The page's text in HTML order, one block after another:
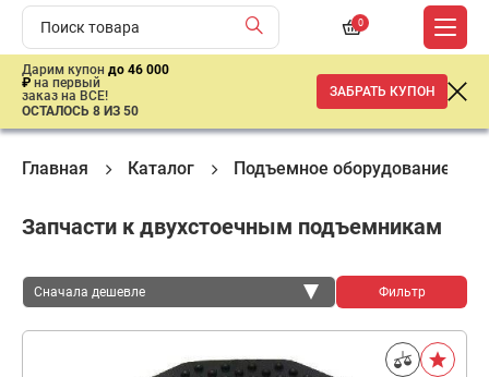
0
Дарим купон до 46 000
₽ на первый
заказ на ВСЕ!
ОСТАЛОСЬ 8 ИЗ 50
ЗАБРАТЬ КУПОН
Главная Каталог Подъемное оборудование
Запчасти к двухстоечным подъемникам
Сначала дешевле
Сначала дешевле
Фильтр